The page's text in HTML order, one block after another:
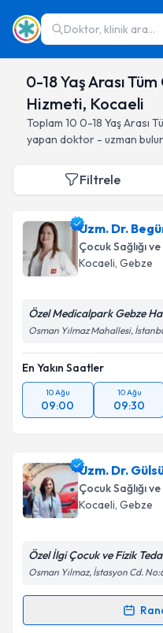
Doktor, klinik ara...
0-18 Yaş Arası
Hizmeti, Kocaeli
Toplam 10 0-18 Yaş Arası
yapan doktor - uzman
Filtrele
Uzm. Dr.
Çocuk Sağlığı
Kocaeli, Gebze
Özel Medicalpark Gebze
Osman Yılmaz Mahallesi,
En Yakın Saatler
10 Ağu
09:00
10 Ağu
09:30
Uzm. Dr.
Çocuk Sağlığı
Kocaeli, Gebze
Özel İlgi Çocuk ve Fizik
Osman Yılmaz, İstasyon Cd.
Randevu